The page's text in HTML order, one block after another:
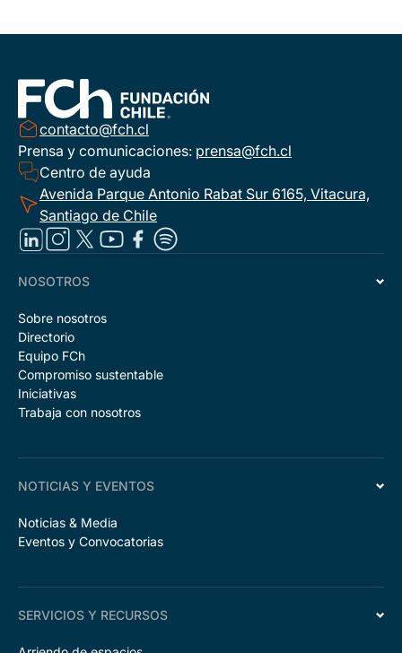
contacto@fch.cl
Prensa y comunicaciones: prensa@fch.cl
Centro de ayuda
Avenida Parque Antonio Rabat Sur 6165, Vitacura,
Santiago de Chile
NOSOTROS
Sobre nosotros
Directorio
Equipo FCh
Compromiso sustentable
Iniciativas
Trabaja con nosotros
NOTICIAS Y EVENTOS
Noticias & Media
Eventos y Convocatorias
SERVICIOS Y RECURSOS